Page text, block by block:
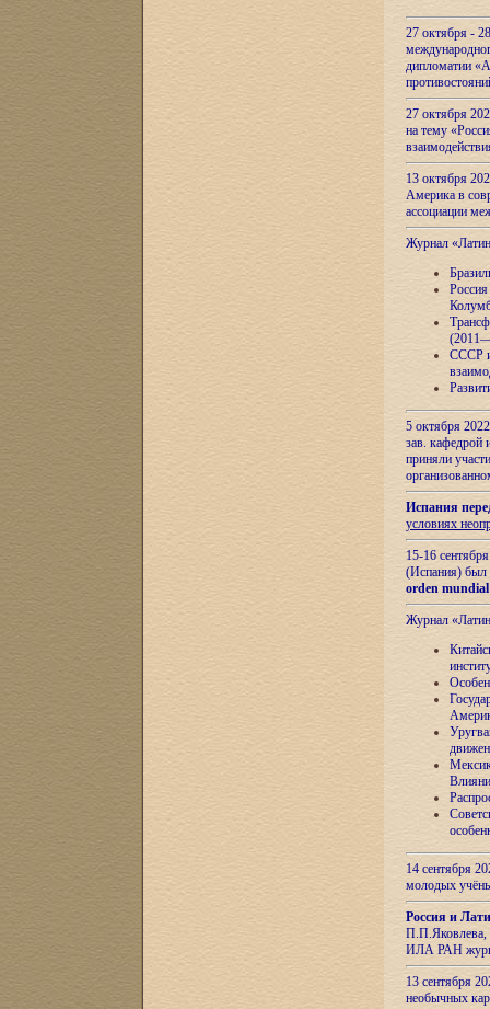
27 октября -
дипломатии
27 октября
на тему
13 октября
Америка в
ассоциации
Журнал
СССР и
5 октября
зав.
приняли
Испания
условиях
15-16
(Испания) был
orden
Журнал
14 сентября
молодых
Россия и
П.П.Яковлева,
ИЛА РАН
13 сентября
необычных